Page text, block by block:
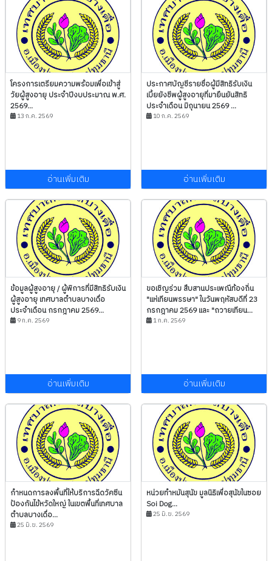
โครงการเตรียมความพร้อมเพื่อเข้าสู่
วัยผู้สูงอายุ ประจำปีงบประมาณ พ.ศ.
2569...
13 ก.ค. 2569
อ่านเพิ่มเติม
ประกาศบัญชีรายชื่อผู้มีสิทธิรับเงิน
เบี้ยยังชีพผู้สูงอายุที่มายืนยันสิทธิ
ประจำเดือน มิถุนายน 2569 ...
10 ก.ค. 2569
อ่านเพิ่มเติม
ข้อมูลผู้สูงอายุ / ผู้พิการที่มีสิทธิรับเงิน
ผู้สูงอายุ เทศบาลตำบลบางเดื่อ
ประจำเดือน กรกฎาคม 2569...
9 ก.ค. 2569
อ่านเพิ่มเติม
ขอเชิญร่วม สืบสานประเพณีท้องถิ่น
"แห่เทียนพรรษา" ในวันพฤหัสบดีที่ 23
กรกฎาคม 2569 และ "ถวายเทียน...
1 ก.ค. 2569
อ่านเพิ่มเติม
กำหนดการลงพื้นที่ให้บริการฉีดวัคซีน
ป้องกันไข้หวัดใหญ่ ในเขตพื้นที่เทศบาล
ตำบลบางเดื่อ...
25 มิ.ย. 2569
หน่วยทำหมันสุนัข มูลนิธิเพื่อสุนัขในซอย
Soi Dog...
25 มิ.ย. 2569